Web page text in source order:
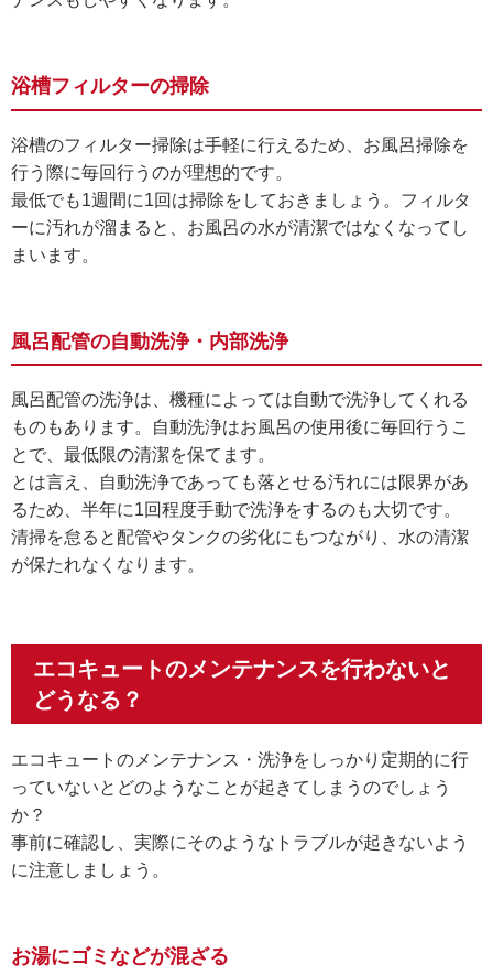
浴槽フィルターの掃除
浴槽のフィルター掃除は手軽に行えるため、お風呂掃除を
行う際に毎回行うのが理想的です。
最低でも1週間に1回は掃除をしておきましょう。フィルタ
ーに汚れが溜まると、お風呂の水が清潔ではなくなってし
まいます。
風呂配管の自動洗浄・内部洗浄
風呂配管の洗浄は、機種によっては自動で洗浄してくれる
ものもあります。自動洗浄はお風呂の使用後に毎回行うこ
とで、最低限の清潔を保てます。
とは言え、自動洗浄であっても落とせる汚れには限界があ
るため、半年に1回程度手動で洗浄をするのも大切です。
清掃を怠ると配管やタンクの劣化にもつながり、水の清潔
が保たれなくなります。
エコキュートのメンテナンスを行わないと
どうなる？
エコキュートのメンテナンス・洗浄をしっかり定期的に行
っていないとどのようなことが起きてしまうのでしょう
か？
事前に確認し、実際にそのようなトラブルが起きないよう
に注意しましょう。
お湯にゴミなどが混ざる